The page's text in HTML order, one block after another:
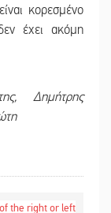
κορεσμένο
έχει ακόμη
Δημήτρης